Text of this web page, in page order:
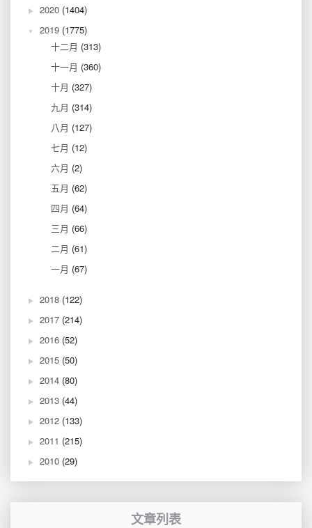
2020 (1404)
2019 (1775)
十二月 (313)
十一月 (360)
十月 (327)
九月 (314)
八月 (127)
七月 (12)
六月 (2)
五月 (62)
四月 (64)
三月 (66)
二月 (61)
一月 (67)
2018 (122)
2017 (214)
2016 (52)
2015 (50)
2014 (80)
2013 (44)
2012 (133)
2011 (215)
2010 (29)
文章列表